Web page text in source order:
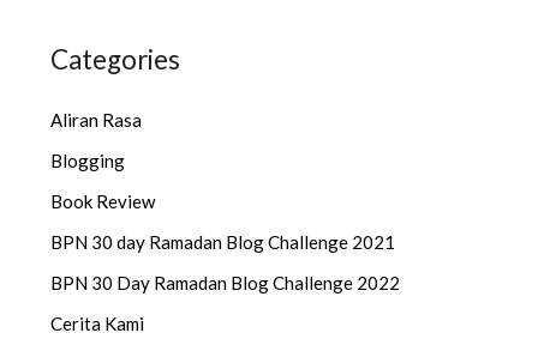
Categories
Aliran Rasa
Blogging
Book Review
BPN 30 day Ramadan Blog Challenge 2021
BPN 30 Day Ramadan Blog Challenge 2022
Cerita Kami